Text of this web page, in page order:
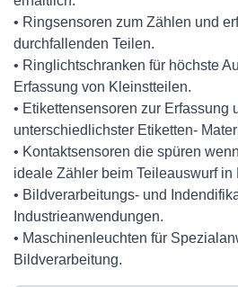
• Ringsensoren zum Zählen und
durchfallenden Teilen.
• Ringlichtschranken für höchste
Erfassung von Kleinstteilen.
• Etikettensensoren zur Erfassung
unterschiedlichster Etiketten-
• Kontaktsensoren die spüren
ideale Zähler beim Teileauswurf in
• Bildverarbeitungs- und
Industrieanwendungen.
• Maschinenleuchten für
Bildverarbeitung.